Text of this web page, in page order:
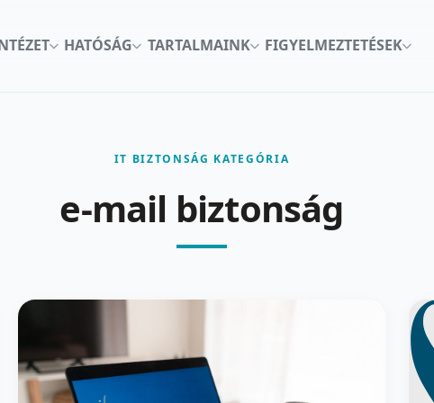
HATÓSÁG TARTALMAINK FIGYELMEZTETÉSEK
IT BIZTONSÁG KATEGÓRIA
e-mail biztonság